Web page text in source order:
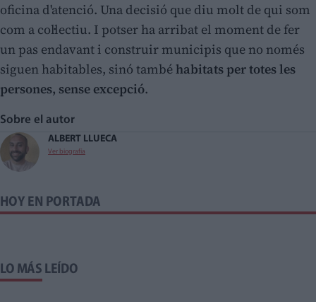
oficina d'atenció. Una decisió que diu molt de qui som
com a col·lectiu. I potser ha arribat el moment de fer
un pas endavant i construir municipis que no només
siguen habitables, sinó tambéhabitats per totes les
persones, sense excepció.
Sobre el autor
ALBERT LLUECA
Ver biografía
HOY EN PORTADA
LO MÁS LEÍDO